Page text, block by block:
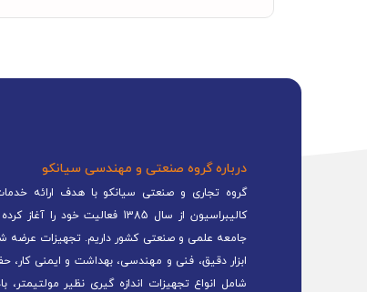
درباره گروه صنعتی و مهندسی سیانکو
گروه تجاری و صنعتی سیانکو با هدف ارائه
کالیبراسیون از سال 1385
جامعه علمی و صنعتی کشور داریم. تجهیزات عرضه
ابزار دقیق، فنی و مهندسی، بهداشت و ایمنی
شامل انواع تجهیزات اندازه گیری نظیر مولتیمتر،